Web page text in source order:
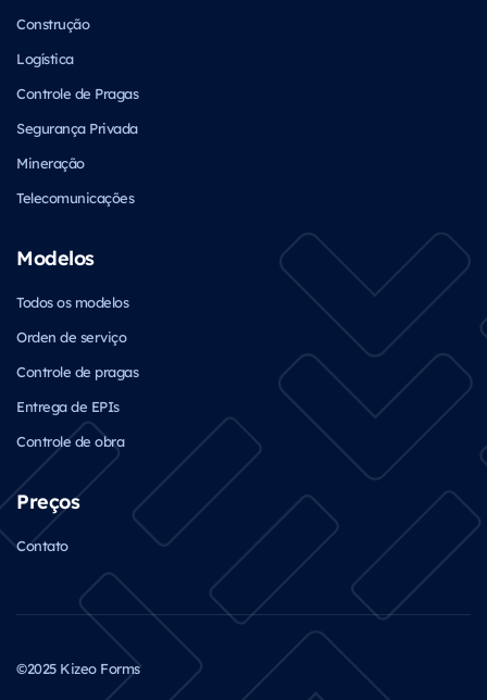
Construção
Logística
Controle de Pragas
Segurança Privada
Mineração
Telecomunicações
Modelos
Todos os modelos
Orden de serviço
Controle de pragas
Entrega de EPIs
Controle de obra
Preços
Contato
©2025 Kizeo Forms